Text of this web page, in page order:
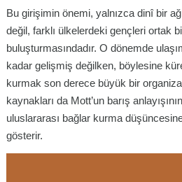
Bu girişimin önemi, yalnızca dinî bir
değil, farklı ülkelerdeki gençleri ortak
buluşturmasındadır. O dönemde
kadar gelişmiş değilken, böylesine
kurmak son derece büyük bir
kaynakları da Mott’un barış
uluslararası bağlar kurma düşüncesine
gösterir.